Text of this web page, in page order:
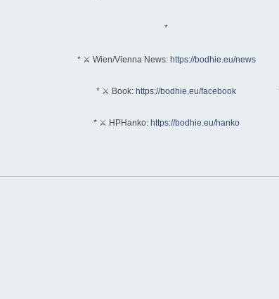
*
* ⚔ Wien/Vienna News: https://bodhie.eu/news
* ⚔ Book: https://bodhie.eu/facebook
* ⚔ HPHanko: https://bodhie.eu/hanko